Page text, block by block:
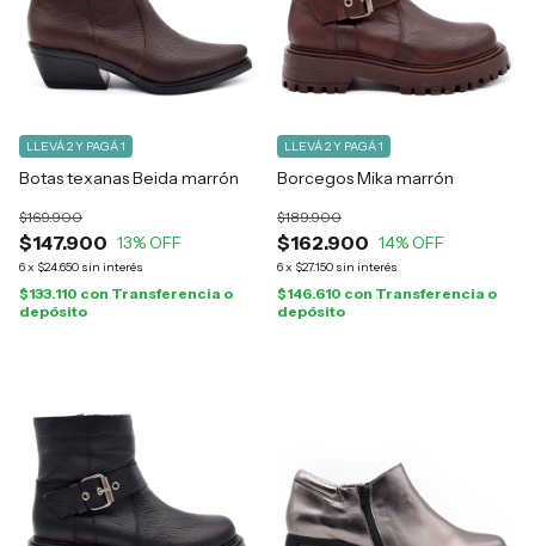
Botas texanas Beida marrón
$147.900
$169.900
13% OFF
6x $24.650 sin interés
LLEVÁ 2 Y PAGÁ 1
$133.110 con Transferencia o
depósito
Borcegos Mika marrón
$162.900
$189.900
14% OFF
6x $27.150 sin interés
LLEVÁ 2 Y PAGÁ 1
$146.610 con Transferencia o
depósito